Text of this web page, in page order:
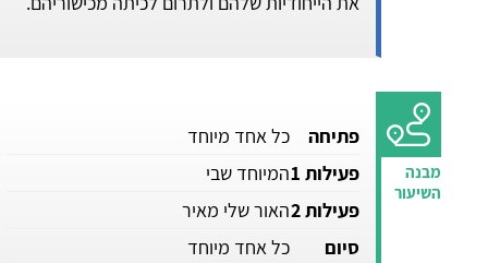
פתיחה
כל אחד מיוחד
פעילות 1
המיוחד שבי
פעילות 2
האור שלי מאיר
סיום
כל אחד מיוחד